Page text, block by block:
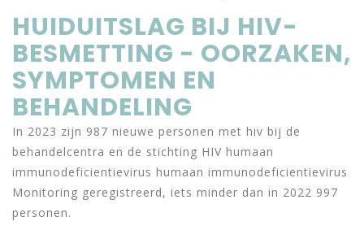
HUIDUITSLAG BIJ HIV-
BESMETTING - OORZAKEN,
SYMPTOMEN EN
BEHANDELING
In 2023 zijn 987 nieuwe personen met hiv bij de
behandelcentra en de stichting HIV humaan
immunodeficientievirus humaan immunodeficientievirus
Monitoring geregistreerd, iets minder dan in 2022 997
personen.